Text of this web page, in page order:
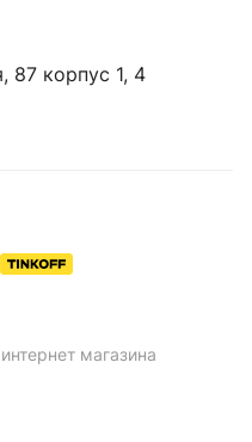
87 корпус 1, 4
магазина